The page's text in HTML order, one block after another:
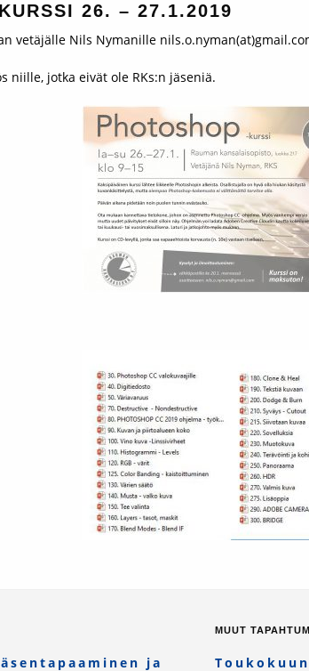
26. – 27.1.2019
vetäjälle Nils Nymanille
niille, jotka eivät ole RKs:n jäseniä.
ja
MUUT